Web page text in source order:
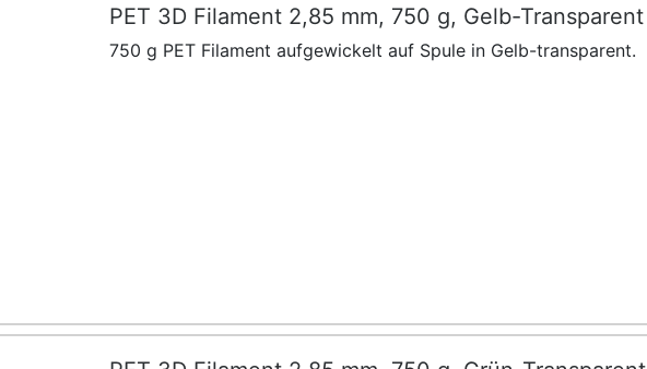
PET 3D Filament 2,85 mm, 750 g, Gelb-Transparent
750 g PET Filament aufgewickelt auf Spule in Gelb-transparent.